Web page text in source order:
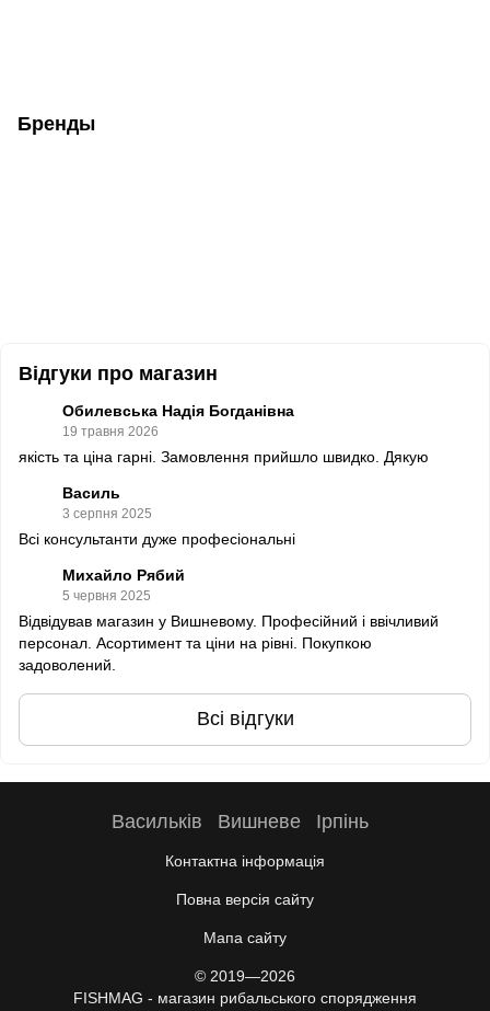
Бренды
Відгуки про магазин
Обилевська Надія Богданівна
19 травня 2026
якість та ціна гарні. Замовлення прийшло швидко. Дякую
Василь
3 серпня 2025
Всі консультанти дуже професіональні
Михайло Рябий
5 червня 2025
Відвідував магазин у Вишневому. Професійний і ввічливий
персонал. Асортимент та ціни на рівні. Покупкою
задоволений.
Всі відгуки
Васильків Вишневе Ірпінь
Контактна інформація
Повна версія сайту
Мапа сайту
© 2019—2026
FISHMAG - магазин рибальського спорядження